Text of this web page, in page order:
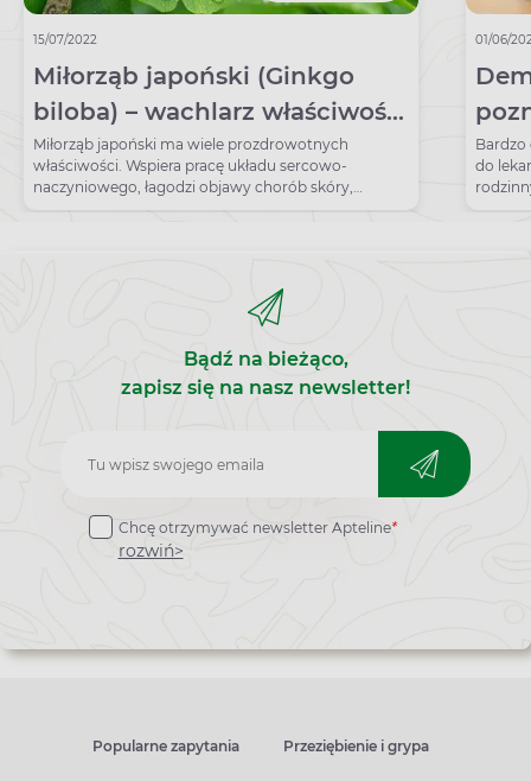
15/07/2022
Miłorząb japoński (Ginkgo
biloba) – wachlarz właściwości
zdrowotnych
Miłorząb japoński ma wiele prozdrowotnych
właściwości. Wspiera pracę układu sercowo-
naczyniowego, łagodzi objawy chorób skóry,
poprawia pamięć i koncentrację.
01/06/
Bardzo
do
Bądź na bieżąco,
zapisz się na nasz newsletter!
Zapisz
do
newslettera
Chcę otrzymywać newsletter Apteline*
rozwiń>
Popularne zapytania Przeziębienie i grypa